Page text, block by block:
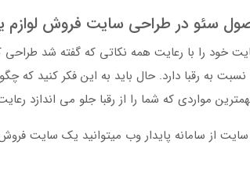
سئو در طراحی سایت فروش لوازم
خود را با رعایت همه نکاتی که گفته شد طراحی
به رقبا دارد. حال باید به این فکر کنید که
مواردی که شما را از رقبا جلو می اندازد
از سامانه پایدار وب میتوانید یک سایت